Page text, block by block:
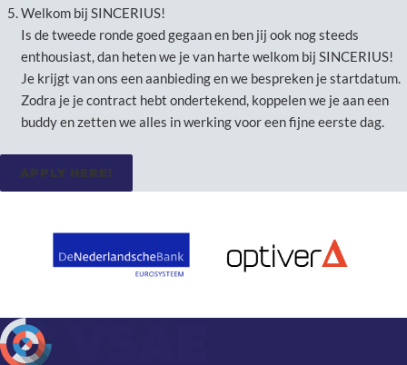
Welkom bij SINCERIUS!
Is de tweede ronde goed gegaan en ben jij ook nog steeds
enthousiast, dan heten we je van harte welkom bij SINCERIUS!
Je krijgt van ons een aanbieding en we bespreken je startdatum.
Zodra je je contract hebt ondertekend, koppelen we je aan een
buddy en zetten we alles in werking voor een fijne eerste dag.
APPLY HERE!